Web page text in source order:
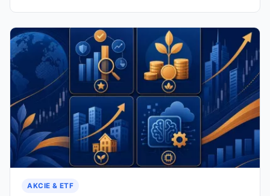
AKCIE & ETF